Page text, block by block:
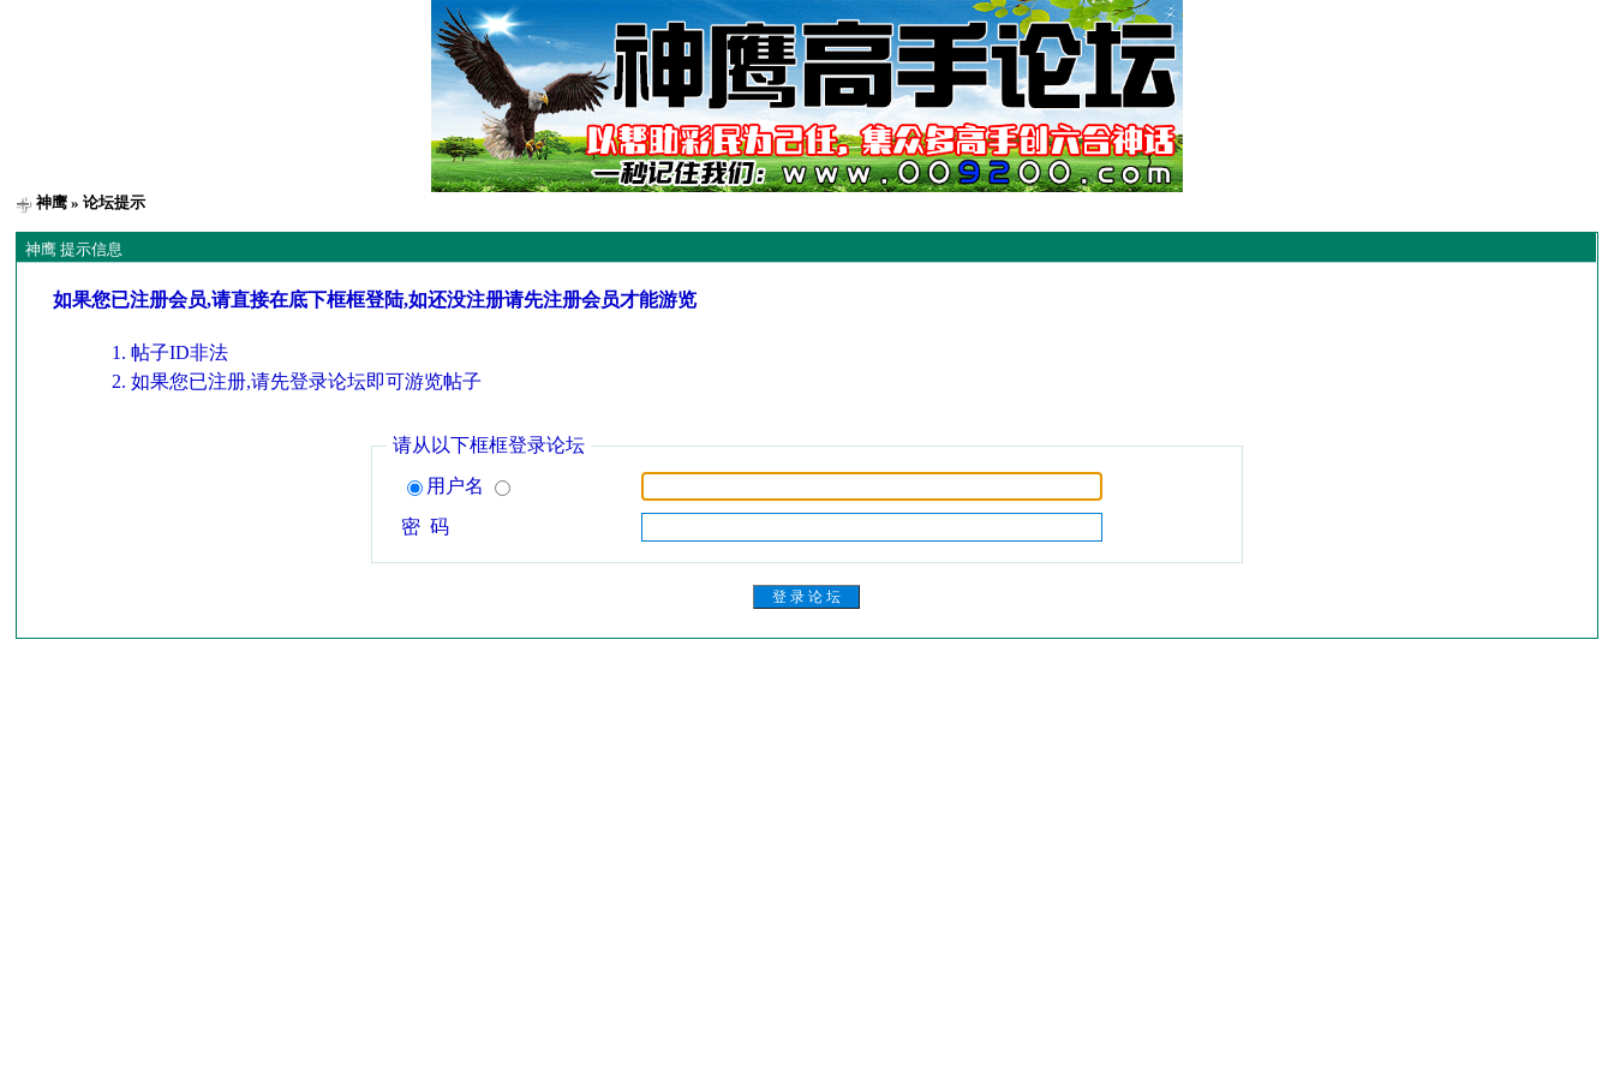
神鹰 » 论坛提示
神鹰 提示信息
如果您已注册会员,请直接在底下框框登陆,如还没注册请先注册会员才能游览
帖子ID非法
如果您已注册,请先登录论坛即可游览帖子
请从以下框框登录论坛
用户名
密 码